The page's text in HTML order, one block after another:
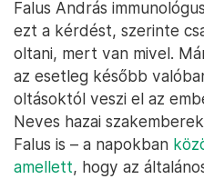
Falus András
ezt a kérdést, szerinte
oltani, mert van mivel.
az esetleg később
oltásoktól veszi el az
Neves hazai
Falus is – a napokban
amellett, hogy az